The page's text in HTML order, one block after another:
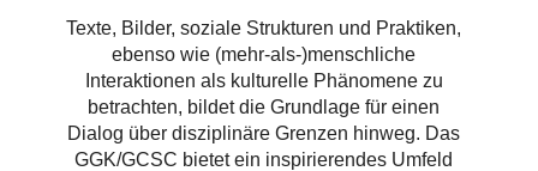
Texte, Bilder, soziale Strukturen und Praktiken,
ebenso wie (mehr-als-)menschliche
Interaktionen als kulturelle Phänomene zu
betrachten, bildet die Grundlage für einen
Dialog über disziplinäre Grenzen hinweg. Das
GGK/GCSC bietet ein inspirierendes Umfeld